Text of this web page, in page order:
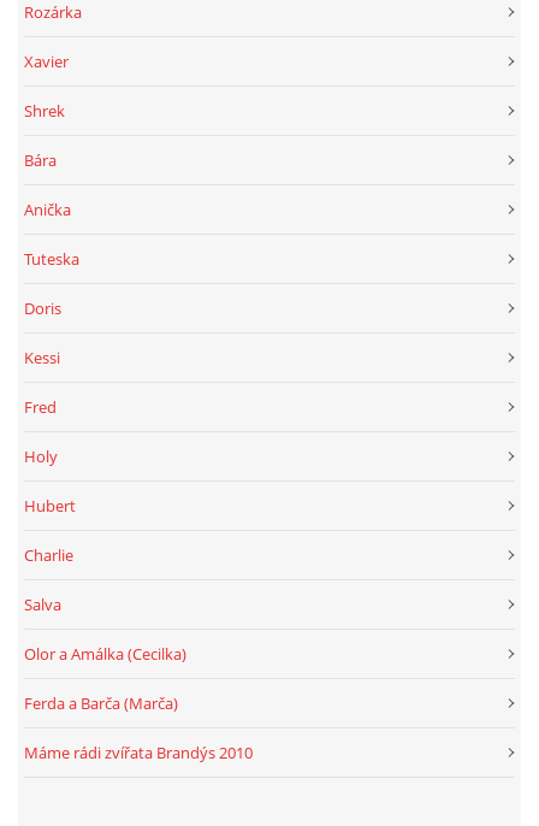
Rozárka
Xavier
Shrek
Bára
Anička
Tuteska
Doris
Kessi
Fred
Holy
Hubert
Charlie
Salva
Olor a Amálka (Cecilka)
Ferda a Barča (Marča)
Máme rádi zvířata Brandýs 2010